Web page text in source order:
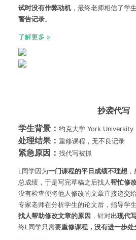
试时没有作弊动机，最终老师相信了学生
警告记录。
了解更多 »
抄袭代写
学生背景： 约克大学 York University
处理结果： 重修课程，无不良记录
紧急原因： 找代写被抓
L同学因为一门课程的平日成绩不理想
总成绩，于是写完草稿之后找人 帮忙修
没有检查便将他人修改的文章直接递交
专家老师在分析学生的论文后，指导学
找人帮助修改文章的原因 ，针对出现代
终L同学只需要重修课程，没有进一步处